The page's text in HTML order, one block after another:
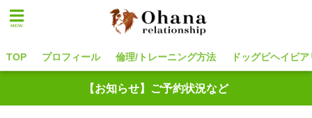
TOP プロフィール 倫理/トレーニング方法 ドッグビヘイビ
【お知らせ】ご予約状況など